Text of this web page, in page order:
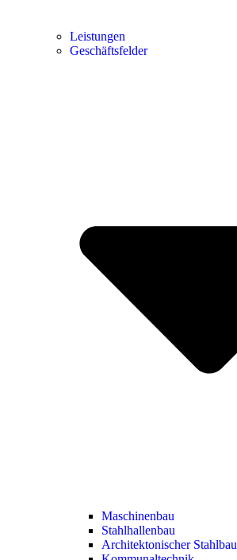
Leistungen
Geschäftsfelder
Maschinenbau
Stahlhallenbau
Architektonischer Stahlbau